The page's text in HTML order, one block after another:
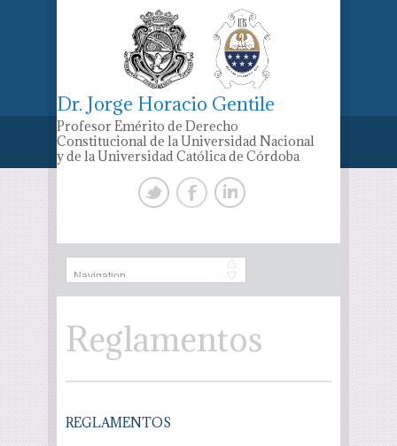
Dr. Jorge Horacio Gentile
Profesor Emérito de Derecho
Constitucional de la Universidad Nacional
y de la Universidad Católica de Córdoba
Reglamentos
REGLAMENTOS